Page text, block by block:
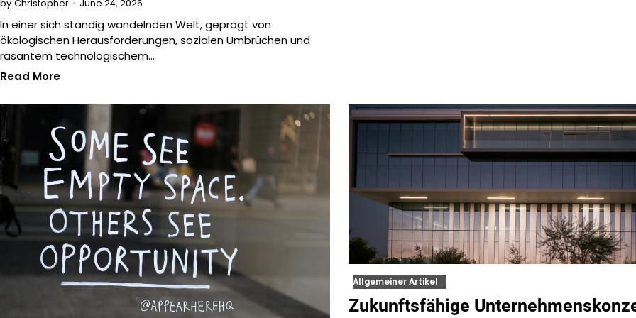
by Christopher June 24, 2026
In einer sich ständig wandelnden Welt, geprägt von
ökologischen Herausforderungen, sozialen Umbrüchen und
rasantem technologischem…
Read More
Allgemeiner Artikel
Zukunftsfähige